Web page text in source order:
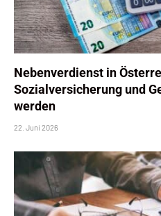
Nebenverdienst in
Sozialversicherung und
werden
22. Juni 2026